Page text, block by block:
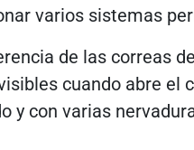
varios sistemas
de las correas
cuando abre el
y con varias